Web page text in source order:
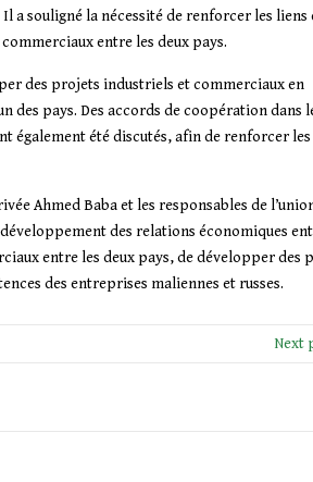
Il a souligné la nécessité de renforcer les liens
entre les deux pays.
des projets industriels et commerciaux en
des pays. Des accords de coopération dans
également été discutés, afin de renforcer les
Ahmed Baba et les responsables de
des relations économiques
entre les deux pays, de développer des
des entreprises maliennes et russes.
Next